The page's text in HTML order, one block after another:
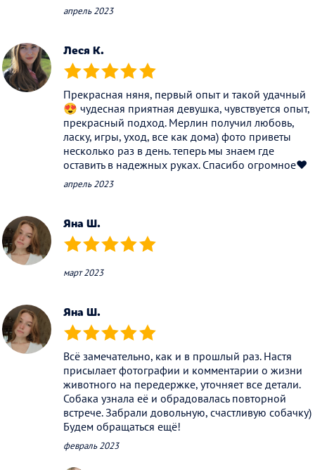
апрель 2023
Леся К.
(*) (*) (*) (*) (*)
Прекрасная няня, первый опыт и такой удачный
😍 чудесная приятная девушка, чувствуется опыт,
прекрасный подход. Мерлин получил любовь,
ласку, игры, уход, все как дома) фото приветы
несколько раз в день. теперь мы знаем где
оставить в надежных руках. Спасибо огромное❤️
апрель 2023
Яна Ш.
(*) (*) (*) (*) (*)
март 2023
Яна Ш.
(*) (*) (*) (*) (*)
Всё замечательно, как и в прошлый раз. Настя
присылает фотографии и комментарии о жизни
животного на передержке, уточняет все детали.
Собака узнала её и обрадовалась повторной
встрече. Забрали довольную, счастливую собачку)
Будем обращаться ещё!
февраль 2023